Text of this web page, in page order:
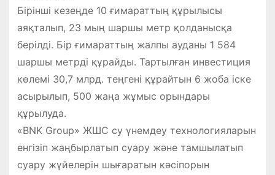
Бірінші кезеңде 10 ғимараттың құрылысы
аяқталып, 23 мың шаршы метр қолданысқа
берілді. Бір ғимараттың жалпы ауданы 1 584
шаршы метрді құрайды. Тартылған инвестиция
көлемі 30,7 млрд. теңгені құрайтын 6 жоба іске
асырылып, 500 жаңа жұмыс орындары
құрылуда.
«BNK Group» ЖШС су үнемдеу технологияларын
енгізіп жаңбырлатып суару және тамшылатып
суару жүйелерін шығаратын кәсіпорын